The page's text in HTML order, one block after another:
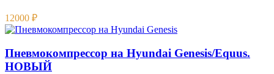
12000 ₽
Пневмокомпрессор на Hyundai Genesis/Equus.
НОВЫЙ